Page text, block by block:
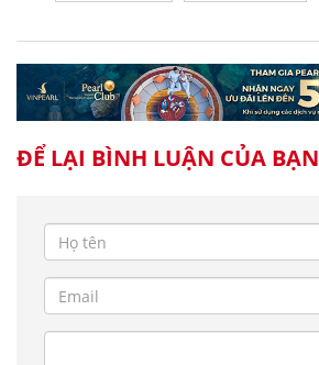
ĐỂ LẠI BÌNH LUẬN CỦA BẠN